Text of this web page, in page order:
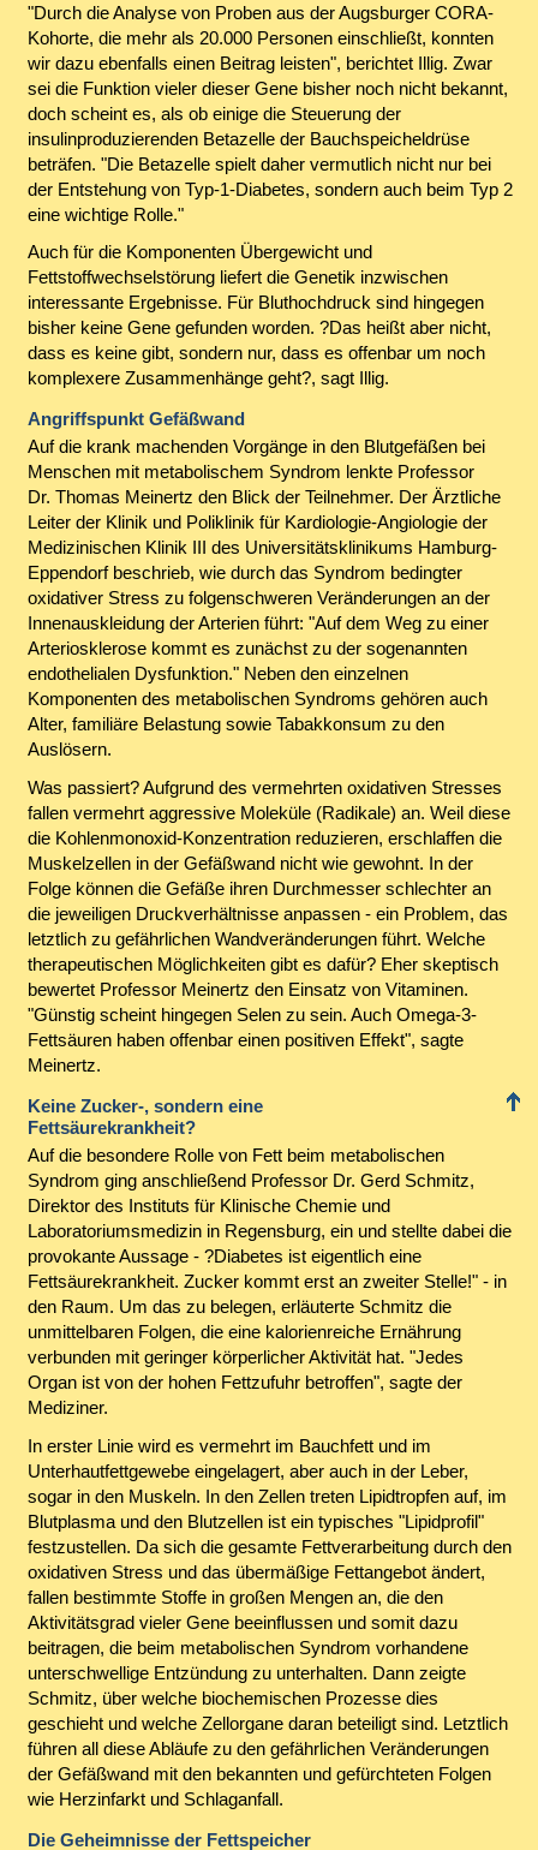
"Durch die Analyse von Proben aus der Augsburger CORA-
Kohorte, die mehr als 20.000 Personen einschließt, konnten
wir dazu ebenfalls einen Beitrag leisten", berichtet Illig. Zwar
sei die Funktion vieler dieser Gene bisher noch nicht bekannt,
doch scheint es, als ob einige die Steuerung der
insulinproduzierenden Betazelle der Bauchspeicheldrüse
beträfen. "Die Betazelle spielt daher vermutlich nicht nur bei
der Entstehung von Typ-1-Diabetes, sondern auch beim Typ 2
eine wichtige Rolle."
Auch für die Komponenten Übergewicht und
Fettstoffwechselstörung liefert die Genetik inzwischen
interessante Ergebnisse. Für Bluthochdruck sind hingegen
bisher keine Gene gefunden worden. ?Das heißt aber nicht,
dass es keine gibt, sondern nur, dass es offenbar um noch
komplexere Zusammenhänge geht?, sagt Illig.
Angriffspunkt Gefäßwand
Auf die krank machenden Vorgänge in den Blutgefäßen bei
Menschen mit metabolischem Syndrom lenkte Professor
Dr. Thomas Meinertz den Blick der Teilnehmer. Der Ärztliche
Leiter der Klinik und Poliklinik für Kardiologie-Angiologie der
Medizinischen Klinik III des Universitätsklinikums Hamburg-
Eppendorf beschrieb, wie durch das Syndrom bedingter
oxidativer Stress zu folgenschweren Veränderungen an der
Innenauskleidung der Arterien führt: "Auf dem Weg zu einer
Arteriosklerose kommt es zunächst zu der sogenannten
endothelialen Dysfunktion." Neben den einzelnen
Komponenten des metabolischen Syndroms gehören auch
Alter, familiäre Belastung sowie Tabakkonsum zu den
Auslösern.
Was passiert? Aufgrund des vermehrten oxidativen Stresses
fallen vermehrt aggressive Moleküle (Radikale) an. Weil diese
die Kohlenmonoxid-Konzentration reduzieren, erschlaffen die
Muskelzellen in der Gefäßwand nicht wie gewohnt. In der
Folge können die Gefäße ihren Durchmesser schlechter an
die jeweiligen Druckverhältnisse anpassen - ein Problem, das
letztlich zu gefährlichen Wandveränderungen führt. Welche
therapeutischen Möglichkeiten gibt es dafür? Eher skeptisch
bewertet Professor Meinertz den Einsatz von Vitaminen.
"Günstig scheint hingegen Selen zu sein. Auch Omega-3-
Fettsäuren haben offenbar einen positiven Effekt", sagte
Meinertz.
Keine Zucker-, sondern eine
Fettsäurekrankheit?
Auf die besondere Rolle von Fett beim metabolischen
Syndrom ging anschließend Professor Dr. Gerd Schmitz,
Direktor des Instituts für Klinische Chemie und
Laboratoriumsmedizin in Regensburg, ein und stellte dabei die
provokante Aussage - ?Diabetes ist eigentlich eine
Fettsäurekrankheit. Zucker kommt erst an zweiter Stelle!" - in
den Raum. Um das zu belegen, erläuterte Schmitz die
unmittelbaren Folgen, die eine kalorienreiche Ernährung
verbunden mit geringer körperlicher Aktivität hat. "Jedes
Organ ist von der hohen Fettzufuhr betroffen", sagte der
Mediziner.
In erster Linie wird es vermehrt im Bauchfett und im
Unterhautfettgewebe eingelagert, aber auch in der Leber,
sogar in den Muskeln. In den Zellen treten Lipidtropfen auf, im
Blutplasma und den Blutzellen ist ein typisches "Lipidprofil"
festzustellen. Da sich die gesamte Fettverarbeitung durch den
oxidativen Stress und das übermäßige Fettangebot ändert,
fallen bestimmte Stoffe in großen Mengen an, die den
Aktivitätsgrad vieler Gene beeinflussen und somit dazu
beitragen, die beim metabolischen Syndrom vorhandene
unterschwellige Entzündung zu unterhalten. Dann zeigte
Schmitz, über welche biochemischen Prozesse dies
geschieht und welche Zellorgane daran beteiligt sind. Letztlich
führen all diese Abläufe zu den gefährlichen Veränderungen
der Gefäßwand mit den bekannten und gefürchteten Folgen
wie Herzinfarkt und Schlaganfall.
Die Geheimnisse der Fettspeicher